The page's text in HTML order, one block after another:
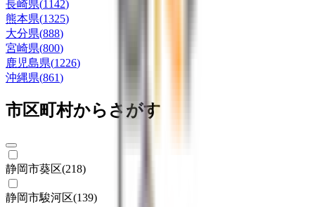
長崎県(1142)
熊本県(1325)
大分県(888)
宮崎県(800)
鹿児島県(1226)
沖縄県(861)
市区町村からさがす
静岡市葵区(218)
静岡市駿河区(139)